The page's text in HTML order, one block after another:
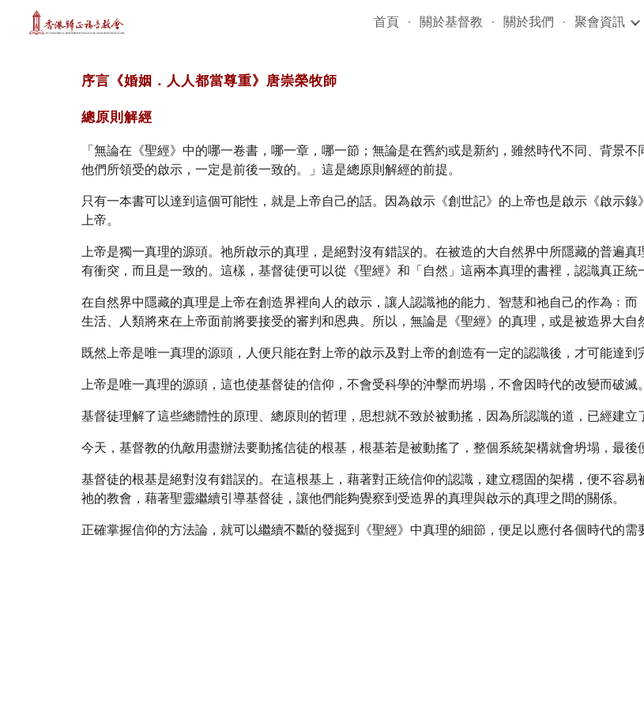
Skip to main content
首頁 關於基督教 關於我們 聚會資訊
序言《婚姻．人人都當尊重》唐崇榮牧師
總原則解經
「無論在《聖經》中的哪一卷書，哪一章，哪一節；無論是在舊約或是新約，雖然時代不同、背景
他們所領受的啟示，一定是前後一致的。」這是總原則解經的前提。
只有一本書可以達到這個可能性，就是上帝自己的話。因為啟示《創世記》的上帝也是啟示《啟示
上帝。
上帝是獨一真理的源頭。祂所啟示的真理，是絕對沒有錯誤的。在被造的大自然界中所隱藏的普遍
有衝突，而且是一致的。這樣，基督徒便可以從《聖經》和「自然」這兩本真理的書裡，認識真正統
在自然界中隱藏的真理是上帝在創造界裡向人的啟示，讓人認識祂的能力、智慧和祂自己的作為﹔
生活、人類將來在上帝面前將要接受的審判和恩典。所以，無論是《聖經》的真理，或是被造界大自
既然上帝是唯一真理的源頭，人便只能在對上帝的啟示及對上帝的創造有一定的認識後，才可能達到
上帝是唯一真理的源頭，這也使基督徒的信仰，不會受科學的沖擊而坍塌，不會因時代的改變而破滅
基督徒理解了這些總體性的原理、總原則的哲理，思想就不致於被動搖，因為所認識的道，已經建立
今天，基督教的仇敵用盡辦法要動搖信徒的根基，根基若是被動搖了，整個系統架構就會坍塌，最後
基督徒的根基是絕對沒有錯誤的。在這根基上，藉著對正統信仰的認識，建立穩固的架構，便不容
祂的教會，藉著聖靈繼續引導基督徒，讓他們能夠覺察到受造界的真理與啟示的真理之間的關係。
正確掌握信仰的方法論，就可以繼續不斷的發掘到《聖經》中真理的細節，便足以應付各個時代的需